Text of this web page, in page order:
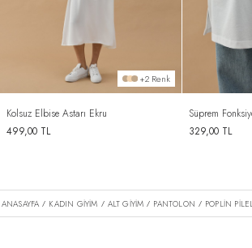
+2 Renk
Kolsuz Elbise Astarı Ekru
499,00 TL
Süprem
Etek Ekru
329,00TL
ANASAYFA / KADIN GİYİM / ALT GİYİM / PANTOLON / POPLIN